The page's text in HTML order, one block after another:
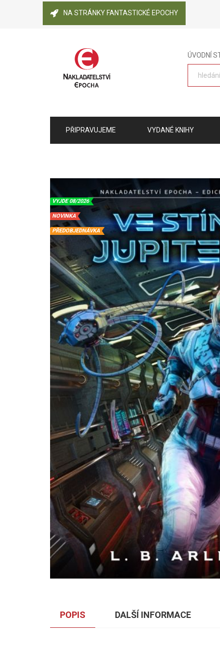
NA STRÁNKY FANTASTICKÉ EPOCHY
ÚVODNÍ
PŘIPRAVUJEME VYDANÉ KNIHY
VYJDE 08/2026
NOVINKA
PŘEDOBJEDNÁVKA
POPIS DALŠÍ INFORMACE